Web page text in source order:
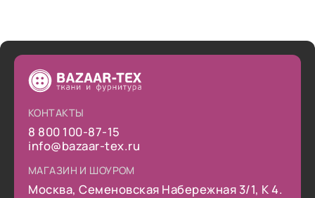
КОНТАКТЫ
8 800 100-87-15
info@bazaar-tex.ru
МАГАЗИН И ШОУРОМ
Москва, Семеновская Набережная 3/1, К 4.